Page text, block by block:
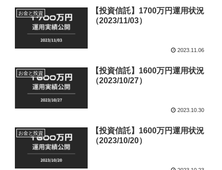
お金と投資
【投資信託】1700万円運用状況
（2023/11/03）
2023.11.06
お金と投資
【投資信託】1600万円運用状況
（2023/10/27）
2023.10.30
お金と投資
【投資信託】1600万円運用状況
（2023/10/20）